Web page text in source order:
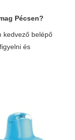
Pécsen?
kedvező belépő
és